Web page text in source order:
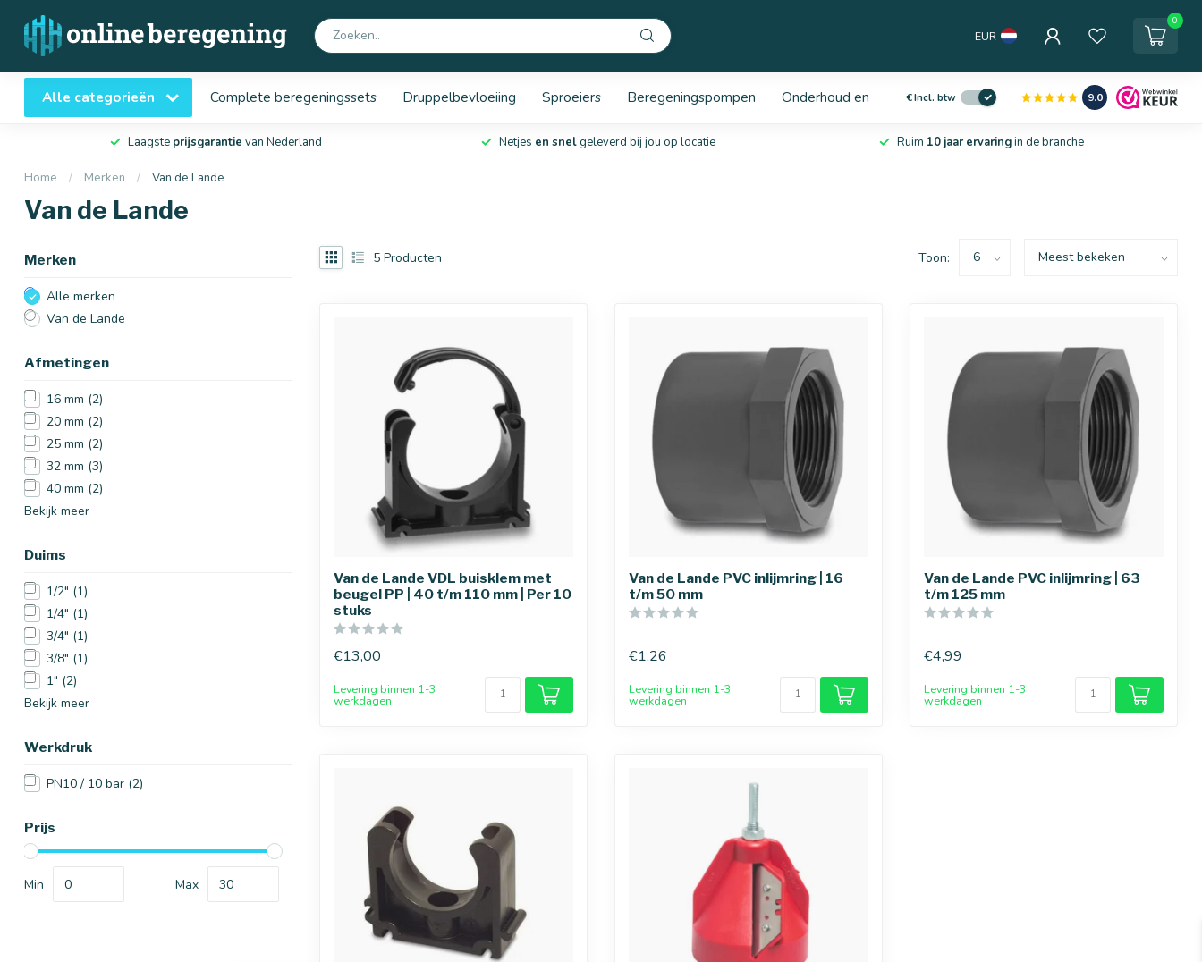
EUR
0
Alle categorieën Complete beregeningssets Druppelbevloeiing Sproeiers Beregeningspompen Onderhoud en service
€Incl. btw 9.0
Laagste prijsgarantie van Nederland Netjes en snelgeleverd bij jou op locatie Ruim 10 jaar ervaringin de branche
Home / Merken / Van de Lande
Van de Lande
Merken
Alle merken
Van de Lande
Afmetingen
16 mm (2)
20 mm (2)
25 mm (2)
32 mm (3)
40 mm (2)
Bekijk meer
Duims
1/2" (1)
1/4" (1)
3/4" (1)
3/8" (1)
1" (2)
Bekijk meer
Werkdruk
PN10 / 10 bar (2)
Prijs
Min Max
5 Producten Toon:
Van de Lande VDL buisklem met
beugel PP | 40 t/m 110 mm | Per 10
stuks
€13,00
Levering binnen 1-3
werkdagen
Van de Lande PVC inlijmring | 16
t/m 50 mm
€1,26
Levering binnen 1-3
werkdagen
Van de Lande PVC inlijmring | 63
t/m 125 mm
€4,99
Levering binnen 1-3
werkdagen